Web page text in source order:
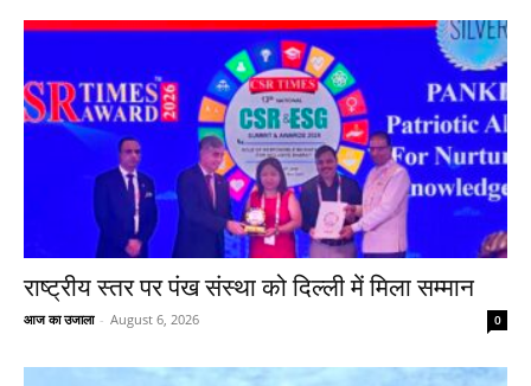
राष्ट्रीय स्तर पर पंख संस्था को दिल्ली में मिला सम्मान
आज का उजाला - August 6, 2026 0